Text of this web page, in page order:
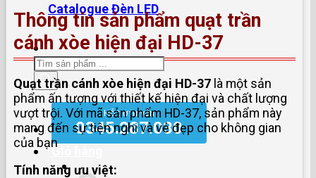
Catalogue Đèn LED
Tìm
kiếm
sản
phẩm
Hỗ trợ tư vấn
0345.287.030
Giỏ hàng
Thông tin sản phẩm quạt trần
cánh xòe hiện đại HD-37
Quạt trần cánh xòe hiện đại HD-37 là một sản
phẩm ấn tượng với thiết kế hiện đại và chất lượng
vượt trội. Với mã sản phẩm HD-37, sản phẩm này
mang đến sự tiện nghi và vẻ đẹp cho không gian
của bạn
Tính năng ưu việt: